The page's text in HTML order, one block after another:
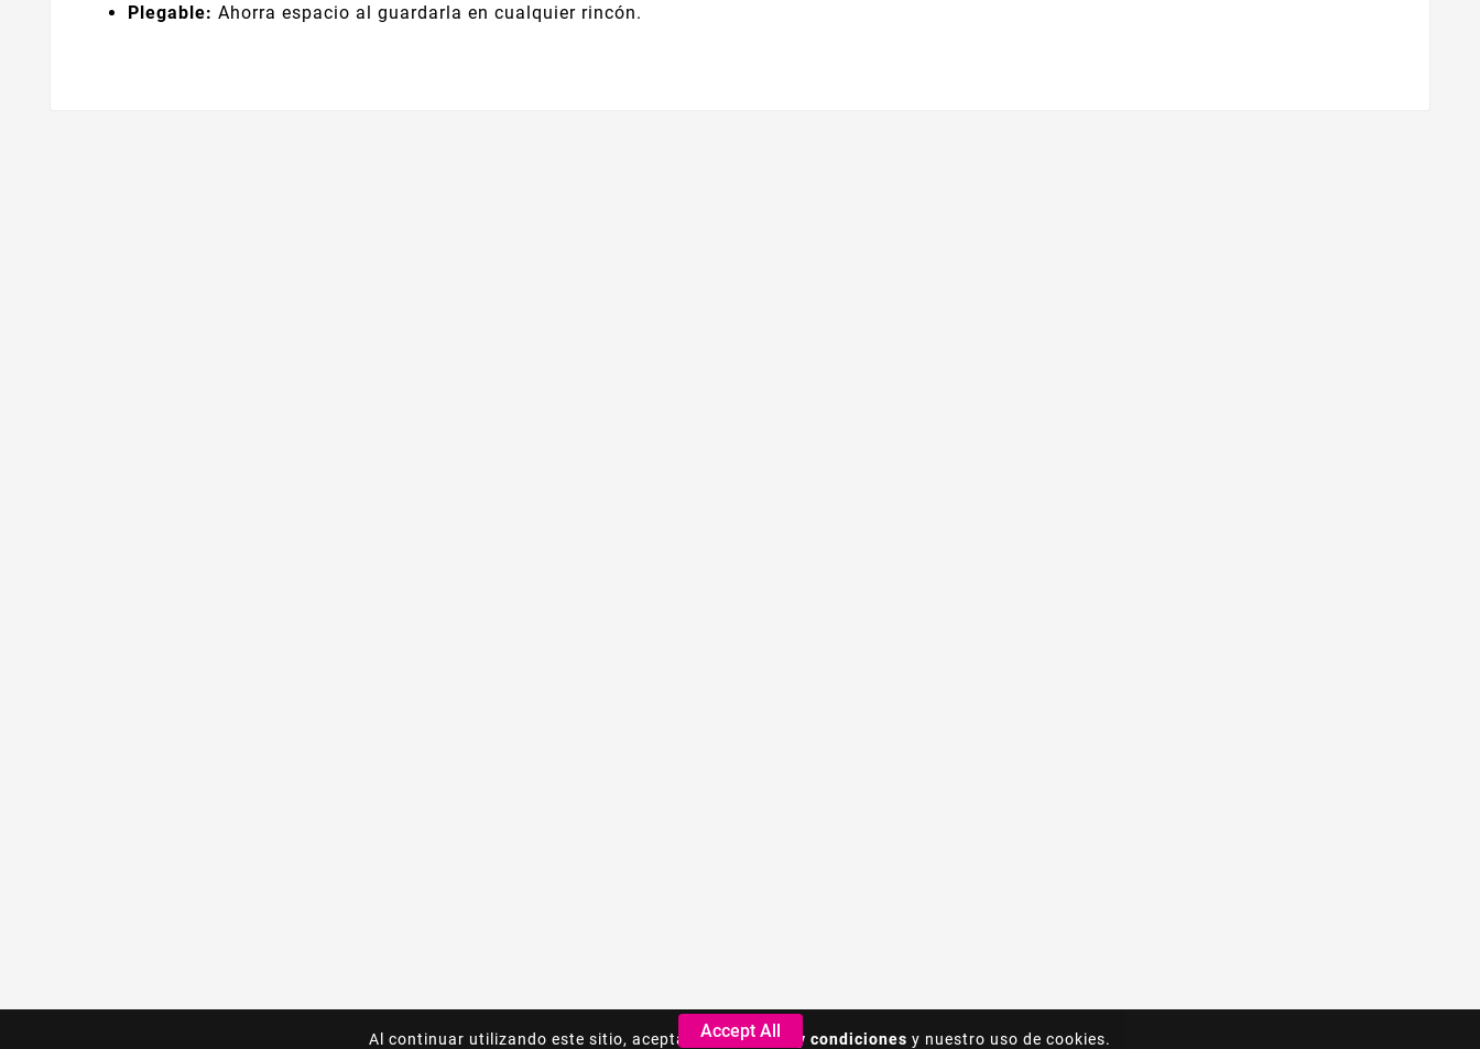
Al continuar utilizando este sitio, acepta losTerminos y condiciones y nuestro uso de cookies.
Accept All
Al continuar utilizando este sitio, acepta losTerminos y condiciones y nuestro uso de cookies.
Accept All
Plegable: Ahorra espacio al guardarla en cualquier rincón.